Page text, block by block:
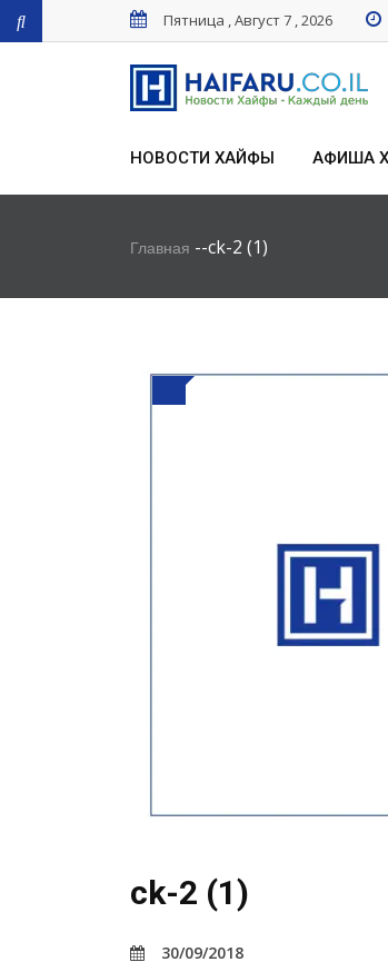
Пятница , Август 7 , 2026
НОВОСТИ ХАЙФЫ АФИША
Главная --ck-2 (1)
ck-2 (1)
30/09/2018